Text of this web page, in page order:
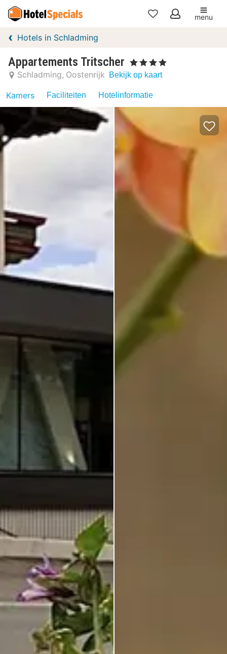
Mijn
menu
Hotels in Schladming
Appartements Tritscher , 4 Sterren
Schladming Oostenrijk Bekijk op kaart
Kamers Faciliteiten Hotelinformatie